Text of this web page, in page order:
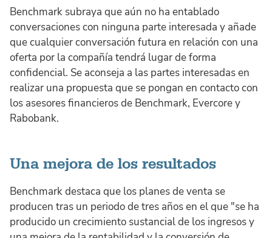
Benchmark subraya que aún no ha entablado
conversaciones con ninguna parte interesada y añade
que cualquier conversación futura en relación con una
oferta por la compañía tendrá lugar de forma
confidencial. Se aconseja a las partes interesadas en
realizar una propuesta que se pongan en contacto con
los asesores financieros de Benchmark, Evercore y
Rabobank.
Una mejora de los resultados
Benchmark destaca que los planes de venta se
producen tras un periodo de tres años en el que "se ha
producido un crecimiento sustancial de los ingresos y